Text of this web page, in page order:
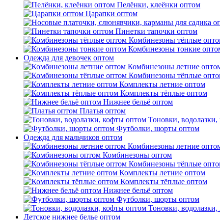
Пелёнки, клеёнки оптом
Царапки оптом
Пинетки тапочки оптом
Комбинезоны тёплые
Комбинезоны тонкие
Одежда для девочек оптом
Комбинезоны летние
Комбинезоны тёплые
Комплекты летние оптом
Комплекты тёплые оптом
Нижнее бельё оптом
Платья оптом
Тоновки,
Футболки, шорты оптом
Одежда для мальчиков оптом
Комбинезоны летние
Комбинезоны оптом
Комбинезоны тёплые
Комплекты летние оптом
Комплекты тёплые оптом
Нижнее бельё оптом
Футболки, шорты оптом
Тоновки,
Детское нижнее белье оптом